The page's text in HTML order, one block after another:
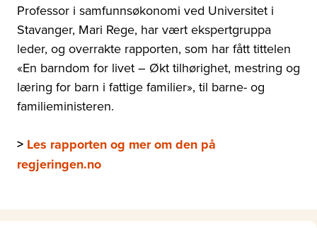
Professor i samfunnsøkonomi ved Universitet i
Stavanger, Mari Rege, har vært ekspertgruppa
leder, og overrakte rapporten, som har fått tittelen
«En barndom for livet – Økt tilhørighet, mestring og
læring for barn i fattige familier», til barne- og
familieministeren.
> Les rapporten og mer om den på
regjeringen.no